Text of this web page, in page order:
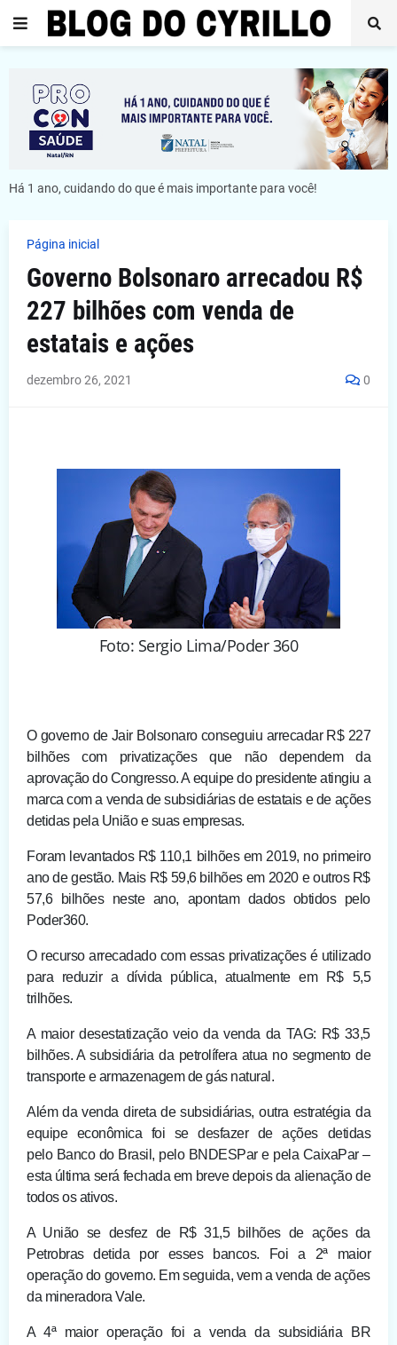
Há 1 ano, cuidando do que é mais importante para você!
Página inicial
Governo Bolsonaro arrecadou R$
227 bilhões com venda de
estatais e ações
dezembro 26, 2021 0
Foto: Sergio Lima/Poder 360
O governo de Jair Bolsonaro conseguiu arrecadar R$ 227
bilhões com privatizações que não dependem da
aprovação do Congresso. A equipe do presidente atingiu a
marca com a venda de subsidiárias de estatais e de ações
detidas pela União e suas empresas.
Foram levantados R$ 110,1 bilhões em 2019, no primeiro
ano de gestão. Mais R$ 59,6 bilhões em 2020 e outros R$
57,6 bilhões neste ano, apontam dados obtidos pelo
Poder360.
O recurso arrecadado com essas privatizações é utilizado
para reduzir a dívida pública, atualmente em R$ 5,5
trilhões.
A maior desestatização veio da venda da TAG: R$ 33,5
bilhões. A subsidiária da petrolífera atua no segmento de
transporte e armazenagem de gás natural.
Além da venda direta de subsidiárias, outra estratégia da
equipe econômica foi se desfazer de ações detidas
pelo Banco do Brasil, pelo BNDESPar e pela CaixaPar –
esta última será fechada em breve depois da alienação de
todos os ativos.
A União se desfez de R$ 31,5 bilhões de ações da
Petrobras detida por esses bancos. Foi a 2ª maior
operação do governo. Em seguida, vem a venda de ações
da mineradora Vale.
A 4ª maior operação foi a venda da subsidiária BR